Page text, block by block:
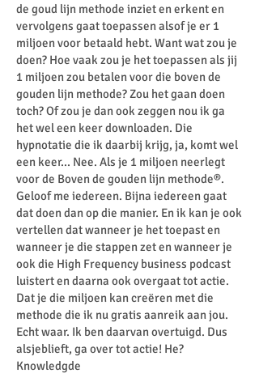
de goud lijn methode inziet en erkent en
vervolgens gaat toepassen alsof je er 1
miljoen voor betaald hebt. Want wat zou je
doen? Hoe vaak zou je het toepassen als jij
1 miljoen zou betalen voor die boven de
gouden lijn methode? Zou het gaan doen
toch? Of zou je dan ook zeggen nou ik ga
het wel een keer downloaden. Die
hypnotatie die ik daarbij krijg, ja, komt wel
een keer... Nee. Als je 1 miljoen neerlegt
voor de Boven de gouden lijn methode®.
Geloof me iedereen. Bijna iedereen gaat
dat doen dan op die manier. En ik kan je ook
vertellen dat wanneer je het toepast en
wanneer je die stappen zet en wanneer je
ook die High Frequency business podcast
luistert en daarna ook overgaat tot actie.
Dat je die miljoen kan creëren met die
methode die ik nu gratis aanreik aan jou.
Echt waar. Ik ben daarvan overtuigd. Dus
alsjeblieft, ga over tot actie! He?
Knowledgde